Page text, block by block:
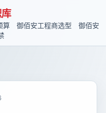
算 御佰安工程商选型
御佰安